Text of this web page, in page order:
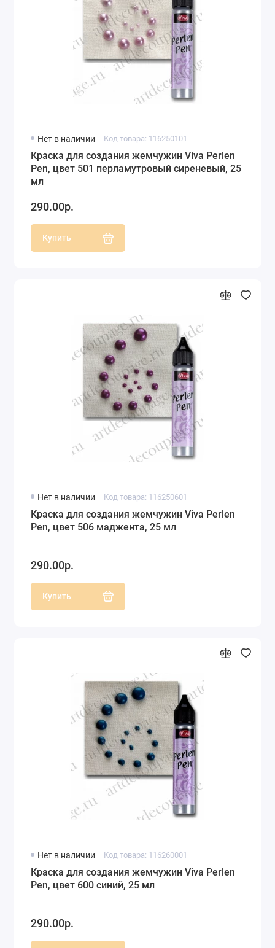
Нет в наличии Код товара: 116250101
Краска для создания жемчужин Viva Perlen
Pen, цвет 501 перламутровый сиреневый, 25
мл
290.00р.
Купить
Нет в наличии Код товара: 116250601
Краска для создания жемчужин Viva Perlen
Pen, цвет 506 маджента, 25 мл
290.00р.
Купить
Нет в наличии Код товара: 116260001
Краска для создания жемчужин Viva Perlen
Pen, цвет 600 синий, 25 мл
290.00р.